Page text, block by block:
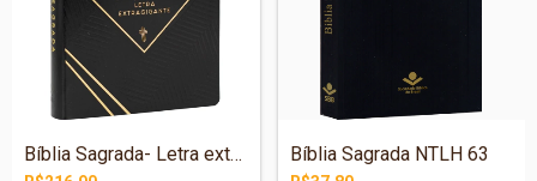
Bíblia Sagrada- Letra extragigante Bíblia Sagrada NTLH 63